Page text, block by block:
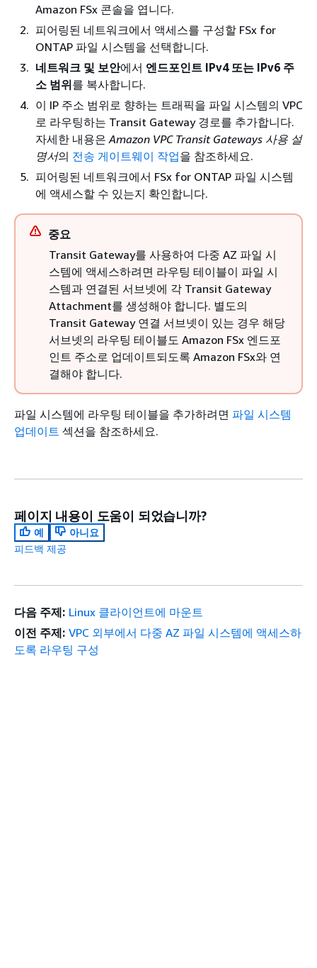
Amazon FSx 콘솔을 엽니다.
피어링된 네트워크에서 액세스를 구성할 FSx for
ONTAP 파일 시스템을 선택합니다.
네트워크 및 보안에서 엔드포인트 IPv4 또는 IPv6 주
소 범위를 복사합니다.
이 IP 주소 범위로 향하는 트래픽을 파일 시스템의 VPC
로 라우팅하는 Transit Gateway 경로를 추가합니다.
자세한 내용은Amazon VPC Transit Gateways 사용 설
명서의 전송 게이트웨이 작업을 참조하세요.
피어링된 네트워크에서 FSx for ONTAP 파일 시스템
에 액세스할 수 있는지 확인합니다.
중요
Transit Gateway를 사용하여 다중 AZ 파일 시
스템에 액세스하려면 라우팅 테이블이 파일 시
스템과 연결된 서브넷에 각 Transit Gateway
Attachment를 생성해야 합니다. 별도의
Transit Gateway 연결 서브넷이 있는 경우 해당
서브넷의 라우팅 테이블도 Amazon FSx 엔드포
인트 주소로 업데이트되도록 Amazon FSx와 연
결해야 합니다.
파일 시스템에 라우팅 테이블을 추가하려면 파일 시스템
업데이트 섹션을 참조하세요.
페이지 내용이 도움이 되었습니까?
예
아니요
피드백 제공
다음 주제: Linux 클라이언트에 마운트
이전 주제: VPC 외부에서 다중 AZ 파일 시스템에 액세스하
도록 라우팅 구성